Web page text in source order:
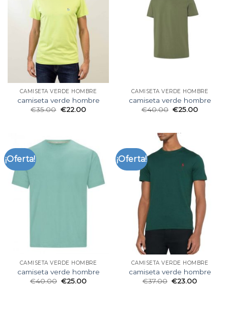
CAMISETA VERDE HOMBRE
camiseta verde hombre
€35.00 €22.00
CAMISETA VERDE HOMBRE
camiseta verde hombre
€40.00 €25.00
¡Oferta!
CAMISETA VERDE HOMBRE
camiseta verde hombre
€40.00 €25.00
¡Oferta!
CAMISETA VERDE HOMBRE
camiseta verde hombre
€37.00 €23.00